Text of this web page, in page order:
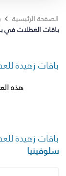
الصفحة الرئيسية
باقات العطلات في
باقات زهيدة
هذه
باقات زهيدة
سلوفينيا